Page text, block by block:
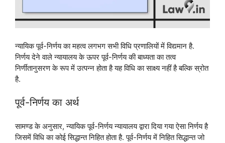
न्यायिक पूर्व-निर्णय का महत्व लगभग सभी विधि प्रणालियों में विद्यमान है.
निर्णय देने वाले न्यायालय के ऊपर पूर्व-निर्णय की बाध्यता का तत्व
निर्णीतानुसरण के रूप में उत्पन्न होता है यह विधि का साक्ष्य नहीं है बल्कि स्रोत
है.
पूर्व-निर्णय का अर्थ
सामण्ड के अनुसार, न्यायिक पूर्व-निर्णय न्यायालय द्वारा दिया गया ऐसा निर्णय है
जिसमें विधि का कोई सिद्धान्त निहित होता है. पूर्व-निर्णय में निहित सिद्धान्त जो